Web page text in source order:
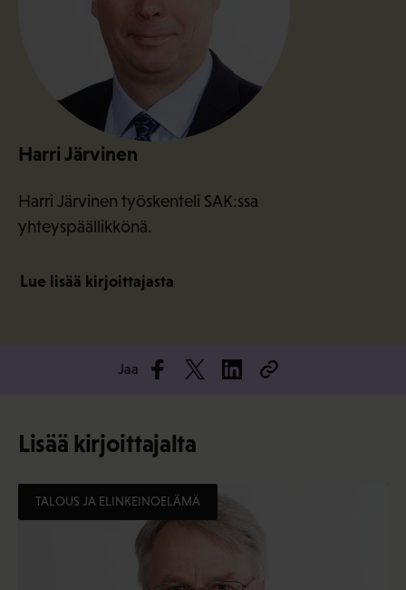
Harri Järvinen
Harri Järvinen työskenteli SAK:ssa
yhteyspäällikkönä.
Lue lisää kirjoittajasta
Jaa
Lisää kirjoittajalta
TALOUS JA ELINKEINOELÄMÄ